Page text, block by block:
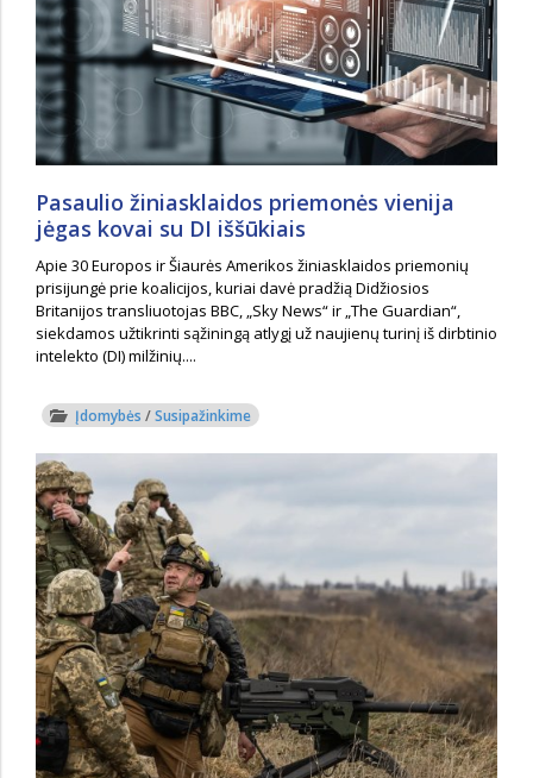
Pasaulio žiniasklaidos priemonės vienija
jėgas kovai su DI iššūkiais
Apie 30 Europos ir Šiaurės Amerikos žiniasklaidos priemonių
prisijungė prie koalicijos, kuriai davė pradžią Didžiosios
Britanijos transliuotojas BBC, „Sky News“ ir „The Guardian“,
siekdamos užtikrinti sąžiningą atlygį už naujienų turinį iš dirbtinio
intelekto (DI) milžinių....
Įdomybės /Susipažinkime